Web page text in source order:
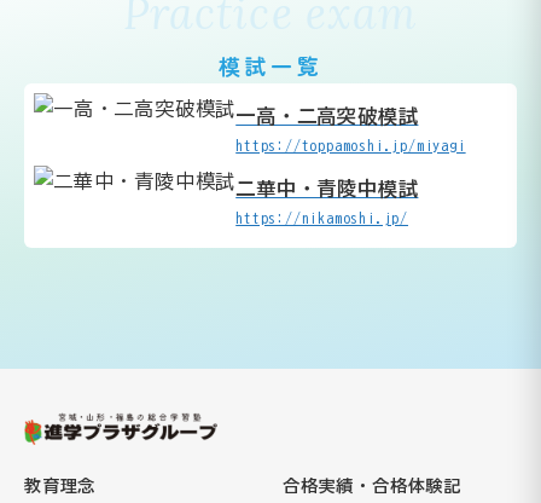
Practice exam
模試一覧
一高・二高突破模試
https://toppamoshi.jp/miyagi
二華中・青陵中模試
https://nikamoshi.jp/
教育理念 合格実績・合格体験記